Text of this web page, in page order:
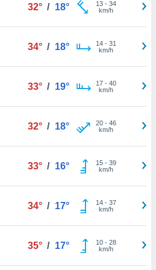
32° / 18° 13- 34
km/h
34° / 18° 14- 31
km/h
33° / 19° 17- 40
km/h
32° / 18° 20- 46
km/h
33° / 16° 15- 39
km/h
34° / 17° 14- 37
km/h
35° / 17° 10- 28
km/h